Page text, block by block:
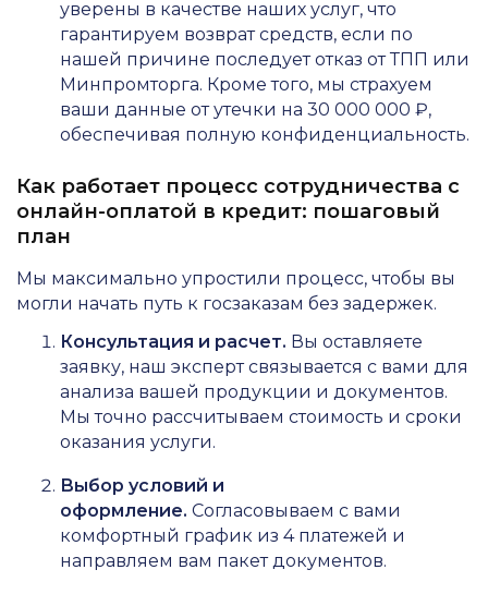
уверены в качестве наших услуг, что
гарантируем возврат средств, если по
нашей причине последует отказ от ТПП или
Минпромторга. Кроме того, мы страхуем
ваши данные от утечки на 30 000 000 ₽,
обеспечивая полную конфиденциальность.
Как работает процесс сотрудничества с
онлайн-оплатой в кредит: пошаговый
план
Мы максимально упростили процесс, чтобы вы
могли начать путь к госзаказам без задержек.
Консультация и расчет. Вы оставляете
заявку, наш эксперт связывается с вами для
анализа вашей продукции и документов.
Мы точно рассчитываем стоимость и сроки
оказания услуги.
Выбор условий и
оформление. Согласовываем с вами
комфортный график из 4 платежей и
направляем вам пакет документов.